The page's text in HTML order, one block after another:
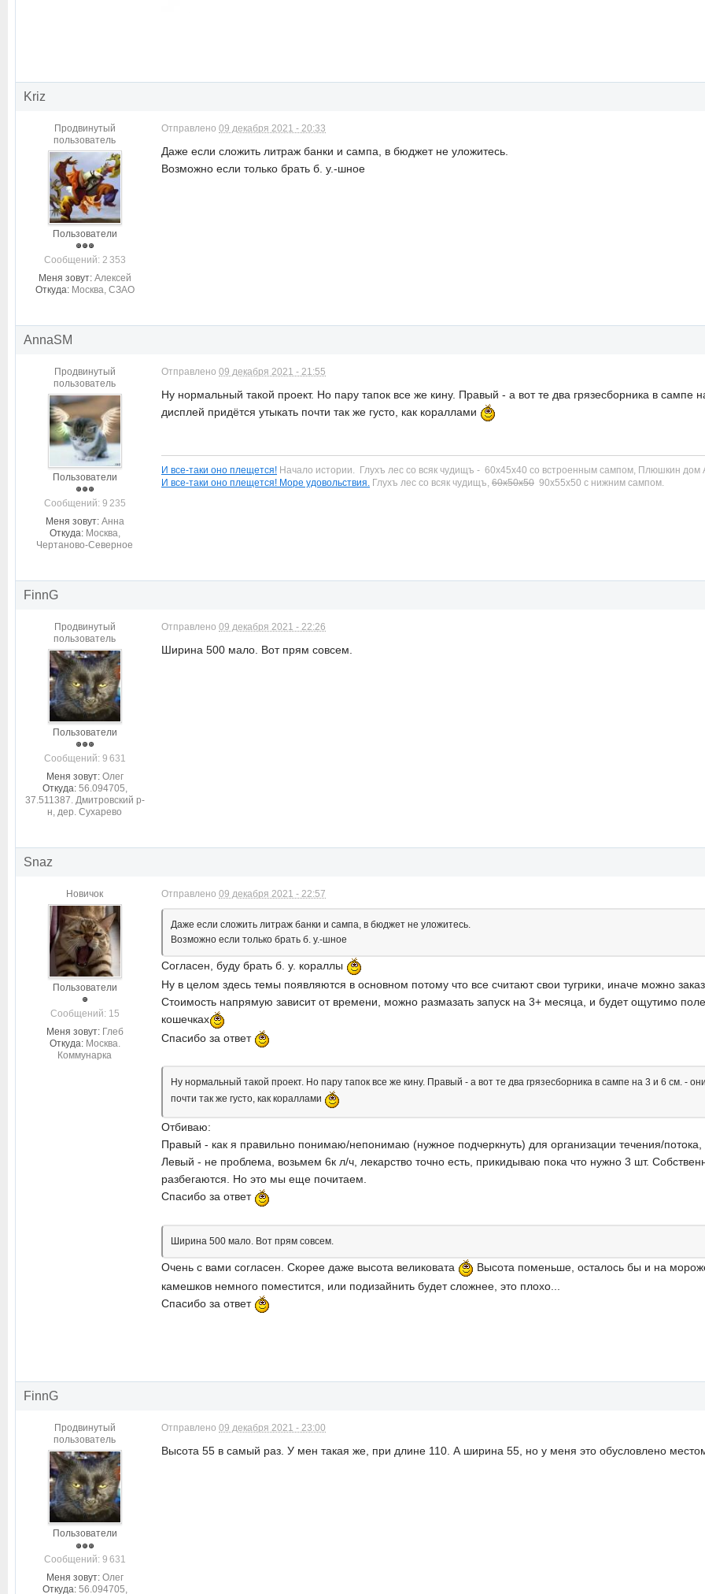
Kriz
Продвинутый
пользователь
Пользователи
Cообщений: 2 353
Меня зовут: Алексей
Откуда: Москва, СЗАО
Отправлено 09 декабря 2021 - 20:33
Даже если сложить литраж банки и сампа, в бюджет не уложитесь.
Возможно если только брать б. у.-шное
AnnaSM
Продвинутый
пользователь
Пользователи
Cообщений: 9 235
Меня зовут: Анна
Откуда: Москва,
Чертаново-Северное
Отправлено 09 декабря 2021 - 21:55
Ну нормальный такой проект. Но пару тапок все же кину. Правый - а вот те два грязесборника в
дисплей придётся утыкать почти так же густо, как кораллами
И все-таки оно плещется! Начало истории. Глухъ лес со всяк чудищъ - 60х45х40 со встроенным сампом , Плюшкин дом
И все-таки оно плещется! Море удовольствия. Глухъ лес со всяк чудищъ, 60х50х50 90х55х50 с нижним сампом.
FinnG
Продвинутый
пользователь
Пользователи
Cообщений: 9 631
Меня зовут: Олег
Откуда: 56.094705,
37.511387. Дмитровский р-
н, дер. Сухарево
Отправлено 09 декабря 2021 - 22:26
Ширина 500 мало. Вот прям совсем.
Snaz
Новичок
Пользователи
Cообщений: 15
Меня зовут: Глеб
Откуда: Москва.
Коммунарка
Отправлено 09 декабря 2021 - 22:57
Даже если сложить литраж банки и сампа, в бюджет не уложитесь.
Возможно если только брать б. у.-шное
Согласен, буду брать б. у. кораллы
Ну в целом здесь темы появляются в основном потому что все считают свои тугрики, иначе можно
Стоимость напрямую зависит от времени, можно размазать запуск на 3+ месяца, и будет ощутимо
кошечках
Спасибо за ответ
Ну нормальный такой проект. Но пару тапок все же кину. Правый - а вот те два грязесборника в сампе на 3 и 6 см. -
почти так же густо, как кораллами
Отбиваю:
Правый - как я правильно понимаю/непонимаю (нужное подчеркнуть) для организации течения/
Левый - не проблема, возьмем 6к л/ч, лекарство точно есть, прикидываю пока что нужно 3 шт.
разбегаются. Но это мы еще почитаем.
Спасибо за ответ
Ширина 500 мало. Вот прям совсем.
Очень с вами согласен. Скорее даже высота великовата
Высота поменьше, осталось бы и на
камешков немного поместится, или подизайнить будет сложнее, это плохо...
Спасибо за ответ
FinnG
Продвинутый
пользователь
Пользователи
Cообщений: 9 631
Меня зовут: Олег
Откуда: 56.094705,
Отправлено 09 декабря 2021 - 23:00
Высота 55 в самый раз. У мен такая же, при длине 110. А ширина 55, но у меня это обусловлено